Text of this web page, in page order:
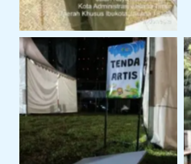
Penggunaan Untuk
Event Outdoor